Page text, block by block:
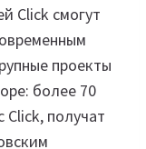
Click смогут
проекты
более 70
Click, получат